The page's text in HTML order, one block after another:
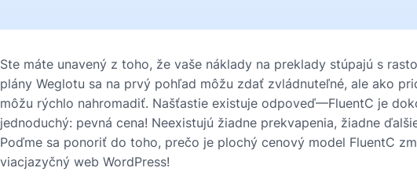
Ste máte unavený z toho, že vaše náklady na preklady stúpajú s
plány Weglotu sa na prvý pohľad môžu zdať zvládnuteľné, ale ako
môžu rýchlo nahromadiť. Našťastie existuje odpoveď—FluentC je
jednoduchý: pevná cena! Neexistujú žiadne prekvapenia, žiadne
Poďme sa ponoriť do toho, prečo je plochý cenový model FluentC
viacjazyčný web WordPress!